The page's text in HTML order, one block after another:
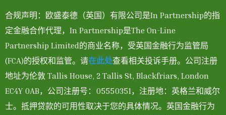
合规声明：欧盛泰德（英国）有限公司是In Partnership的指
定金融合作代理，In Partnership是The On-Line
Partnership Limited的商业名称，受英国金融行为监管局
(FCA)的授权和监管。请在此处查看相关投诉手册。公司注册
地址为伦敦 Tallis House, 2 Tallis St, Blackfriars, London
EC4Y 0AB，公司注册号：05550351，注册地：英格兰和威尔
士。抵押贷款的可用性取决于您的具体情况。英国金融行为